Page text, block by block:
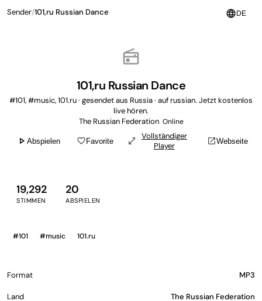
language DE
Sender/101,ru Russian Dance
radio
101,ru Russian Dance
#101, #music, 101.ru · gesendet aus Russia · auf russian. Jetzt kostenlos
live hören.
The Russian Federation Online
play_arrow Abspielen favorite_borderFavorite open_in_full
Vollständiger
Player
open_in_newWebseite
19,292
STIMMEN
20
ABSPIELEN
#101 #music 101.ru
Format MP3
Land The Russian Federation